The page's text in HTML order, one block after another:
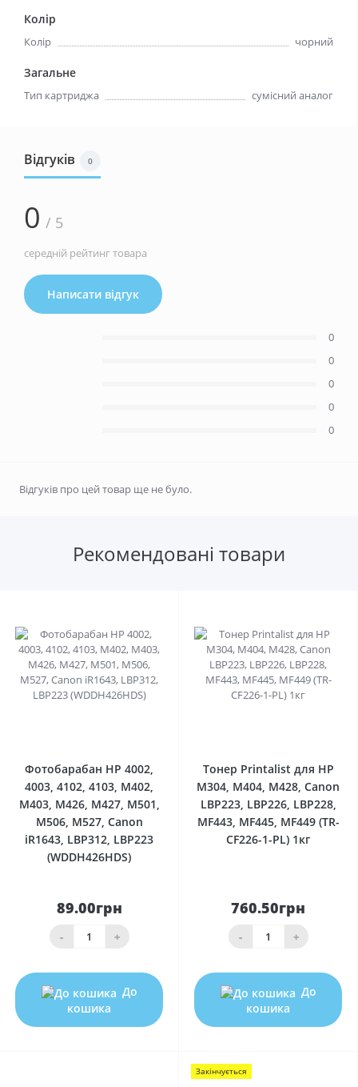
Колір
Колір чорний
Загальне
Тип картриджа сумісний аналог
Відгуків 0
0 / 5
середній рейтинг товара
Написати відгук
0
0
0
0
0
Відгуків про цей товар ще не було.
Рекомендовані товари
Фотобарабан HP 4002,
4003, 4102, 4103, M402,
M403, M426, M427, M501,
M506, M527, Canon
iR1643, LBP312, LBP223
(WDDH426HDS)
89.00грн
- +
До
кошика
Тонер Printalist для HP
M304, M404, M428, Canon
LBP223, LBP226, LBP228,
MF443, MF445, MF449 (TR-
CF226-1-PL) 1кг
760.50грн
- +
До
кошика
Закінчується